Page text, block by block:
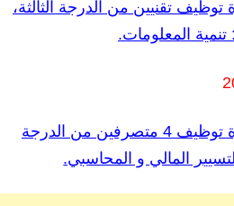
توظيف تقنيين من الدرجة الثالثة،
المعلومات.
لمبارة توظيف 4 متصرفين من الدرجة
المالي و المحاسبي.